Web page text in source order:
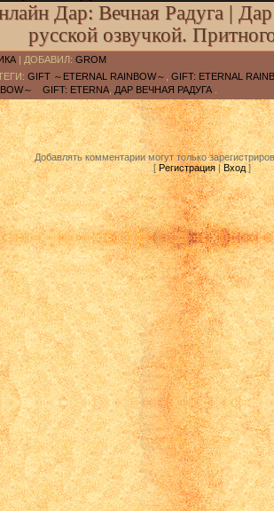
Дар: Вечная Радуга |
русской озвучкой.
| ДОБАВИЛ: GROM
GIFT ～ETERNAL RAINBOW～
GIFT: ETERNAL
～ GIFT: ETERNA ДАР ВЕЧНАЯ РАДУГА
Добавлять комментарии могут только
[Регистрация|Вход]